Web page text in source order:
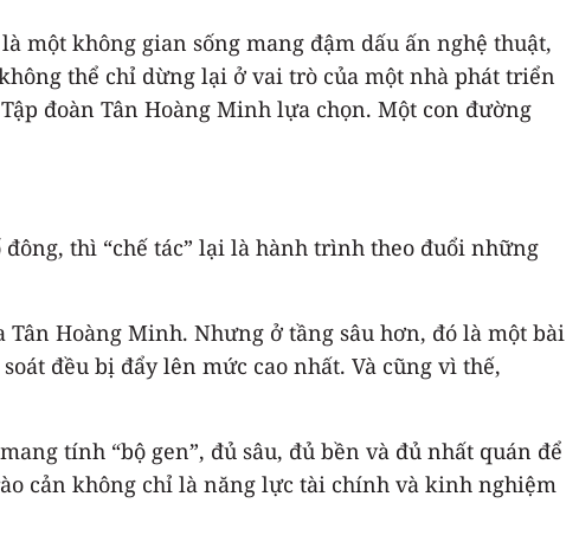
một không gian sống mang đậm dấu ấn nghệ thuật,
thể chỉ dừng lại ở vai trò của một nhà phát triển
đoàn Tân Hoàng Minh lựa chọn. Một con đường
thì “chế tác” lại là hành trình theo đuổi những
Hoàng Minh. Nhưng ở tầng sâu hơn, đó là một bài
đều bị đẩy lên mức cao nhất. Và cũng vì thế,
tính “bộ gen”, đủ sâu, đủ bền và đủ nhất quán để
cản không chỉ là năng lực tài chính và kinh nghiệm